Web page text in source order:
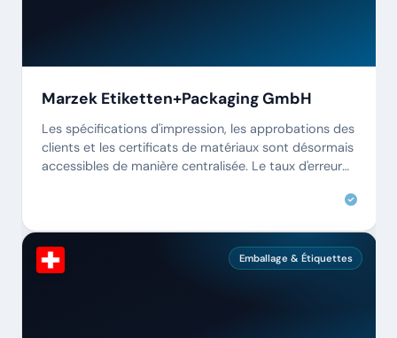
Marzek Etiketten+Packaging GmbH
Les spécifications d'impression, les approbations des
clients et les certificats de matériaux sont désormais
accessibles de manière centralisée. Le taux d'erreur
Emballage & Étiquettes